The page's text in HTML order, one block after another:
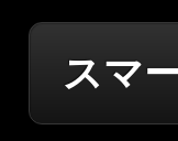
スマ